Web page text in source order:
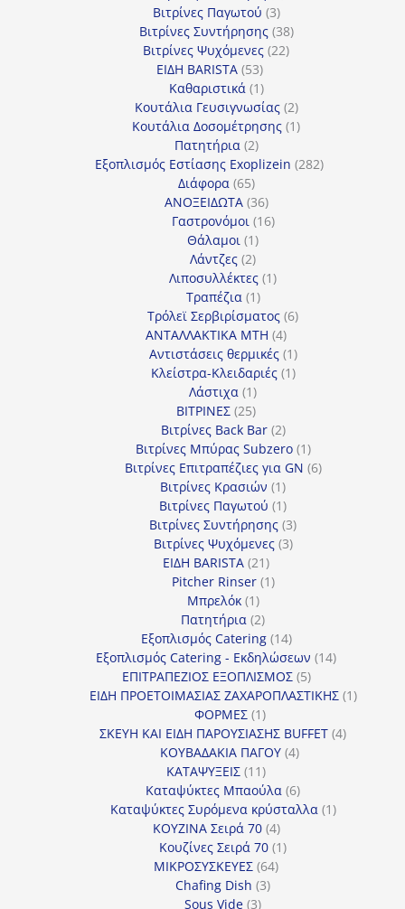
προϊόντα
Βιτρίνες Παγωτού 33
προϊόντα
Βιτρίνες Συντήρησης 3838
προϊόντα
Βιτρίνες Ψυχόμενες 2222
ΕΙΔΗ BARISTA 5353
προϊόντα
Καθαριστικά 11
προϊόν
Κουτάλια Γευσιγνωσίας 22
προϊόντα
Κουτάλια Δοσομέτρησης 11
Πατητήρια 22
προϊόντα
Εξοπλισμός Εστίασης Exoplizein 282282
Διάφορα 6565
προϊόντα
ΑΝΟΞΕΙΔΩΤΑ 3636
προϊόντα
Γαστρονόμοι 1616
Θάλαμοι 11
προϊόν
Λάντζες 22
προϊόντα
Λιποσυλλέκτες 11
Τραπέζια 11
προϊόν
Τρόλεϊ Σερβιρίσματος 66
ΑΝΤΑΛΛΑΚΤΙΚΑ MTH 44
προϊόντα
Αντιστάσεις θερμικές 11
προϊόν
Κλείστρα-Κλειδαριές 11
Λάστιχα 11
προϊόν
ΒΙΤΡΙΝΕΣ 2525
προϊόντα
Βιτρίνες Back Bar 22
προϊόντα
Βιτρίνες Mπύρας Subzero 11
προϊόν
Βιτρίνες Επιτραπέζιες για GN 66
Βιτρίνες Κρασιών 11
προϊόν
Βιτρίνες Παγωτού 11
προϊόν
Βιτρίνες Συντήρησης 33
προϊόντα
Βιτρίνες Ψυχόμενες 33
ΕΙΔΗ BARISTA 2121
προϊόντα
Pitcher Rinser 11
Μπρελόκ 11
προϊόν
Πατητήρια 22
προϊόντα
Εξοπλισμός Catering 1414
προϊόντα
Εξοπλισμός Catering - Εκδηλώσεων 1414
ΕΠΙΤΡΑΠΕΖΙΟΣ ΕΞΟΠΛΙΣΜΟΣ 55
προϊόντα
ΕΙΔΗ ΠΡΟΕΤΟΙΜΑΣΙΑΣ ΖΑΧΑΡΟΠΛΑΣΤΙΚΗΣ 11
ΦΟΡΜΕΣ 11
προϊόν
ΣΚΕΥΗ ΚΑΙ ΕΙΔΗ ΠΑΡΟΥΣΙΑΣΗΣ BUFFET 44
ΚΟΥΒΑΔΑΚΙΑ ΠΑΓΟΥ 44
ΚΑΤΑΨΥΞΕΙΣ 1111
προϊόντα
Καταψύκτες Μπαούλα 66
προϊόντα
Καταψύκτες Συρόμενα κρύσταλλα 11
ΚΟΥΖΙΝΑ Σειρά 70 44
προϊόντα
Κουζίνες Σειρά 70 11
ΜΙΚΡΟΣΥΣΚΕΥΕΣ 6464
Chafing Dish 33
Sous Vide 33